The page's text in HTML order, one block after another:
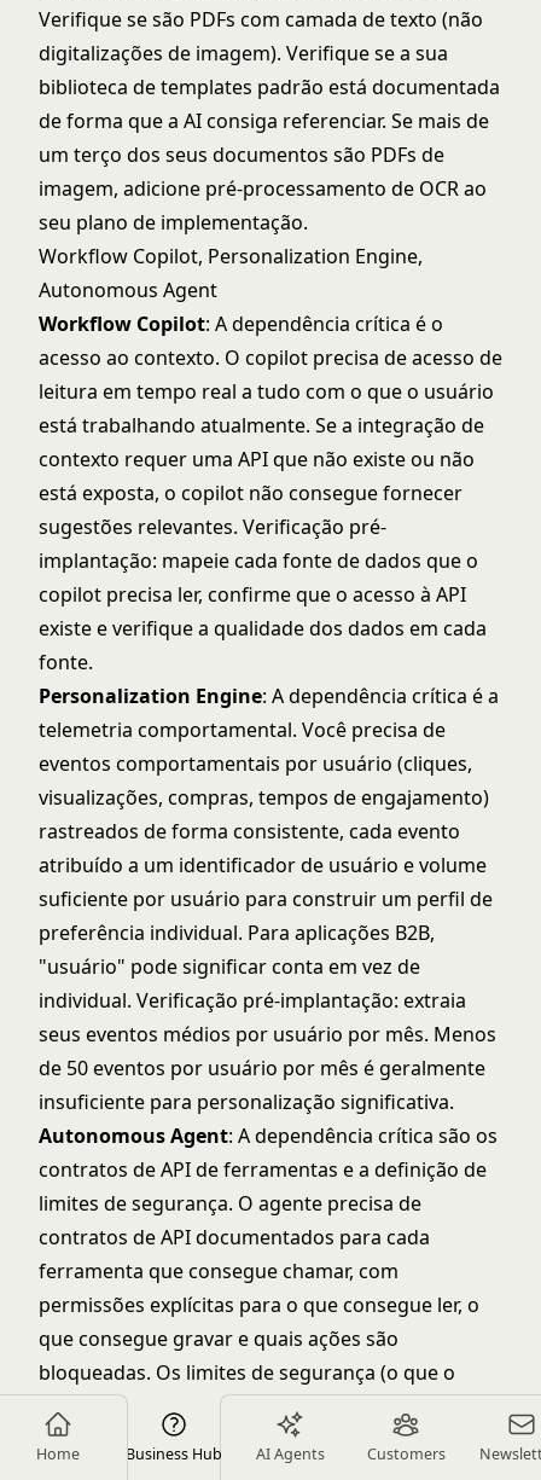
Home Business Hub AI Agents Customers
Verifique se são PDFs com camada de texto (não
digitalizações de imagem). Verifique se a sua
biblioteca de templates padrão está documentada
de forma que a AI consiga referenciar. Se mais de
um terço dos seus documentos são PDFs de
imagem, adicione pré-processamento de OCR ao
seu plano de implementação.
Workflow Copilot, Personalization Engine,
Autonomous Agent
Workflow Copilot: A dependência crítica é o
acesso ao contexto. O copilot precisa de acesso de
leitura em tempo real a tudo com o que o usuário
está trabalhando atualmente. Se a integração de
contexto requer uma API que não existe ou não
está exposta, o copilot não consegue fornecer
sugestões relevantes. Verificação pré-
implantação: mapeie cada fonte de dados que o
copilot precisa ler, confirme que o acesso à API
existe e verifique a qualidade dos dados em cada
fonte.
Personalization Engine: A dependência crítica é a
telemetria comportamental. Você precisa de
eventos comportamentais por usuário (cliques,
visualizações, compras, tempos de engajamento)
rastreados de forma consistente, cada evento
atribuído a um identificador de usuário e volume
suficiente por usuário para construir um perfil de
preferência individual. Para aplicações B2B,
"usuário" pode significar conta em vez de
individual. Verificação pré-implantação: extraia
seus eventos médios por usuário por mês. Menos
de 50 eventos por usuário por mês é geralmente
insuficiente para personalização significativa.
Autonomous Agent: A dependência crítica são os
contratos de API de ferramentas e a definição de
limites de segurança. O agente precisa de
contratos de API documentados para cada
ferramenta que consegue chamar, com
permissões explícitas para o que consegue ler, o
que consegue gravar e quais ações são
bloqueadas. Os limites de segurança (o que o
agente nunca tem permissão para fazer
autonomamente) precisam ser definidos antes da